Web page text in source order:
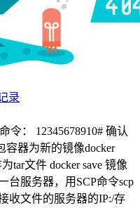
录
令： 12345678910# 确认
容器为新的镜像docker
tar文件 docker save 镜像
台服务器，用SCP命令scp
收文件的服务器的IP:/存